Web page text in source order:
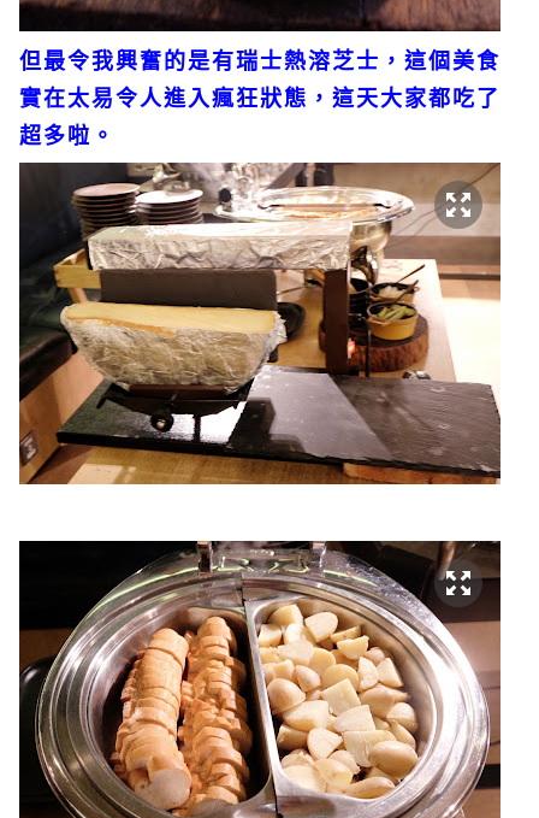
但最令我興奮的是有瑞士熱溶芝士，這個美食
實在太易令人進入瘋狂狀態，這天大家都吃了
超多啦。